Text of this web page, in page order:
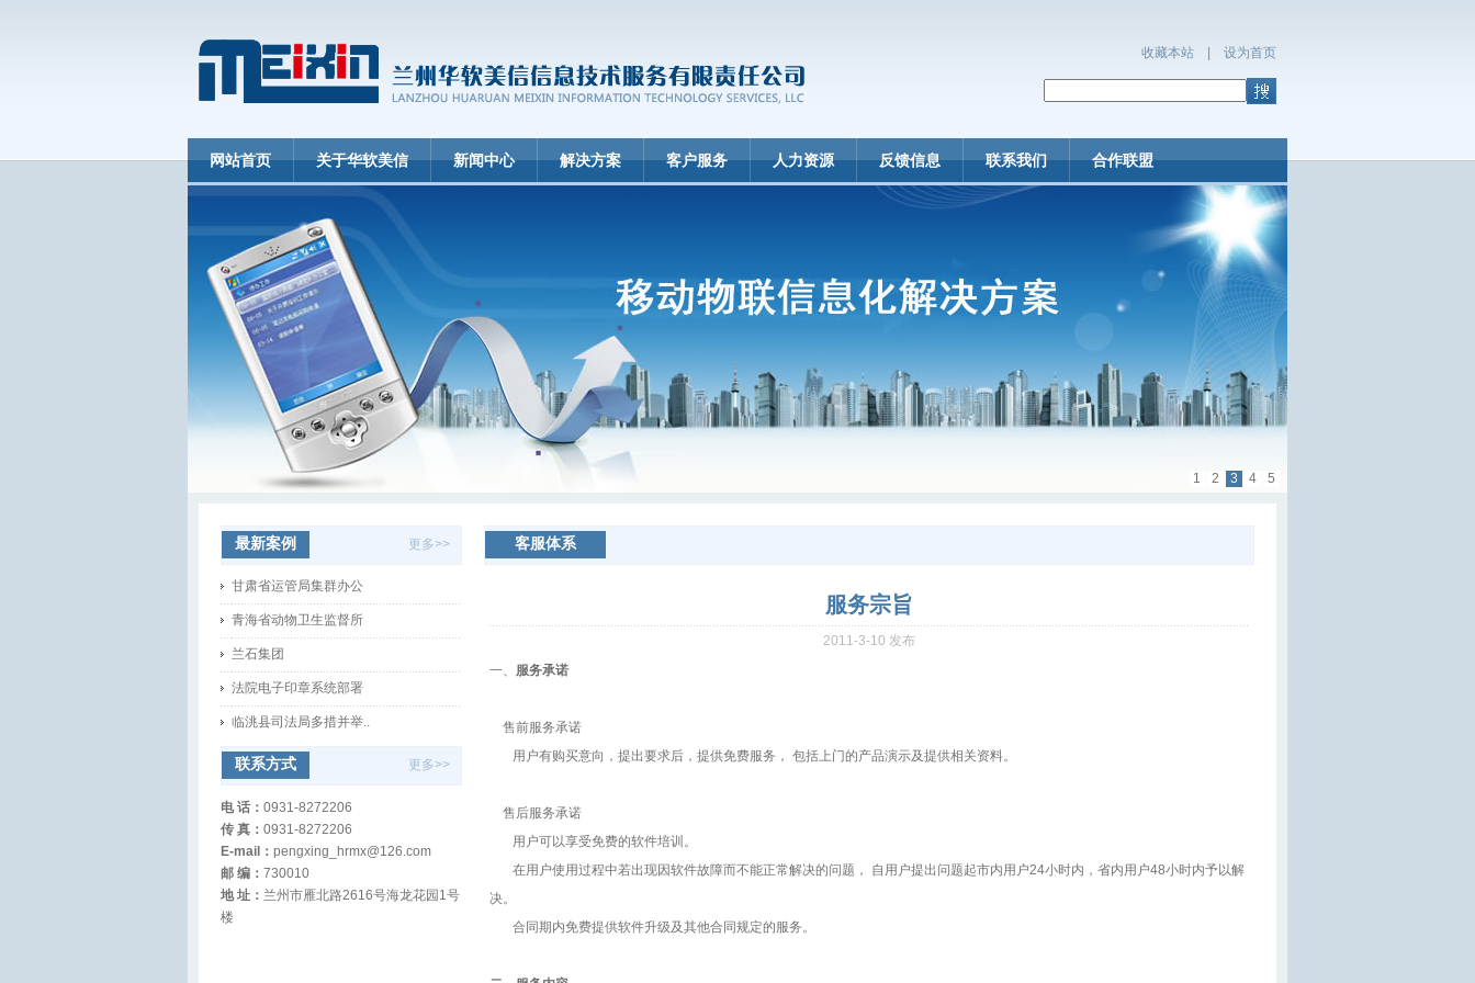
收藏本站 设为首页
网站首页 关于华软美信 新闻中心 解决方案 客户服务 人力资源 反馈信息 联系我们 合作联盟
1 2 3 4 5
最新案例 更多>>
中央转移支付资金财务..
地井智能井盖安装
甘肃省宣传部
甘肃省运管局集群办公
青海省动物卫生监督所
兰石集团
法院电子印章系统部署
临洮县司法局多措并举..
地井智能井盖安装
甘肃省委组织部
甘肃省宣传部
甘肃省运管局集群办公
青海省动物卫生监督所
联系方式 更多>>
电 话： 0931-8272206
传 真： 0931-8272206
E-mail： pengxing_hrmx@126.com
邮 编： 730010
地 址： 兰州市雁北路2616号海龙花园1号
楼
客服体系
服务宗旨
2011-3-10 发布
一、 服务承诺
售前服务承诺
用户有购买意向，提出要求后，提供免费服务， 包括上门的产品演示及提供相关资料。
售后服务承诺
用户可以享受免费的软件培训。
在用户使用过程中若出现因软件故障而不能正常解决的问题， 自用户提出问题起市内用户24小时内，省内用户48小时内予以解
决。
合同期内免费提供软件升级及其他合同规定的服务。